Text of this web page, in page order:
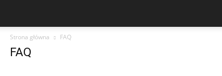
Strona główna FAQ
FAQ